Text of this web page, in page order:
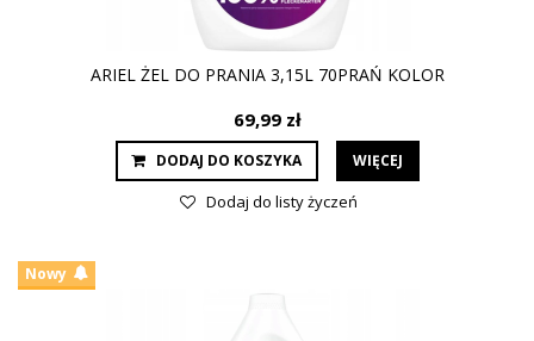
ARIEL ŻEL DO PRANIA 3,15L 70PRAŃ KOLOR
69,99 zł
DODAJ DO KOSZYKA WIĘCEJ
Dodaj do listy życzeń
Nowy